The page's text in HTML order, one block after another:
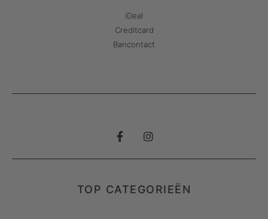
iDeal
Creditcard
Bancontact
TOP CATEGORIEËN